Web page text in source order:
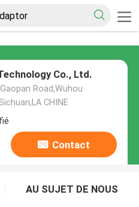
Co., Ltd.
Road,Wuhou
CHINE
Contact
AU SUJET DE NOUS